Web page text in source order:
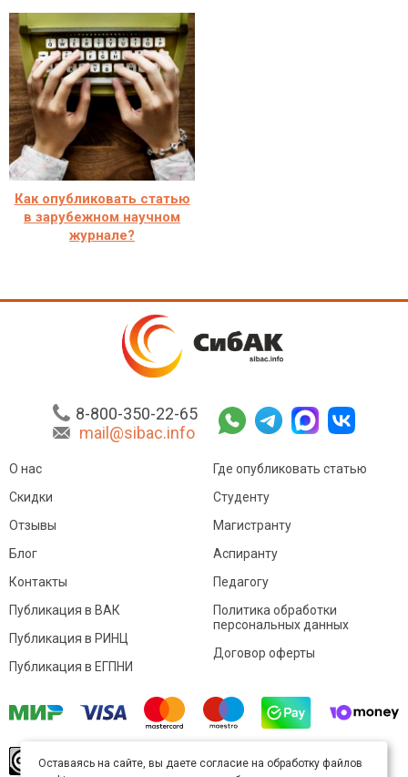
Как опубликовать статью
в зарубежном научном
журнале?
8-800-350-22-65
mail@sibac.info
О нас
Скидки
Отзывы
Блог
Контакты
Где опубликовать статью
Студенту
Магистранту
Аспиранту
Педагогу
Публикация в ВАК
Публикация в РИНЦ
Публикация в ЕГПНИ
Политика обработки
персональных данных
Договор оферты
произведение доступно полицензии Creative
Оставаясь на сайте, вы даете согласие на обработку файлов